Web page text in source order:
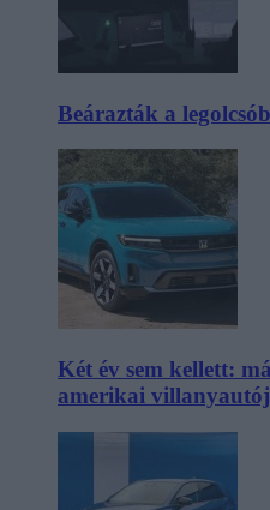
Beárazták a
Két év sem kellett:
amerikai